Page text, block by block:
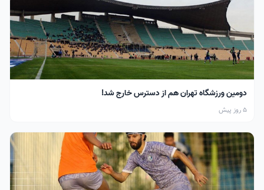
دومین ورزشگاه تهران هم از دسترس خارج شد!
5 روز پیش